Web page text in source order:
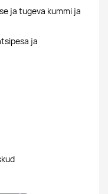
ja tugeva kummi ja
ja